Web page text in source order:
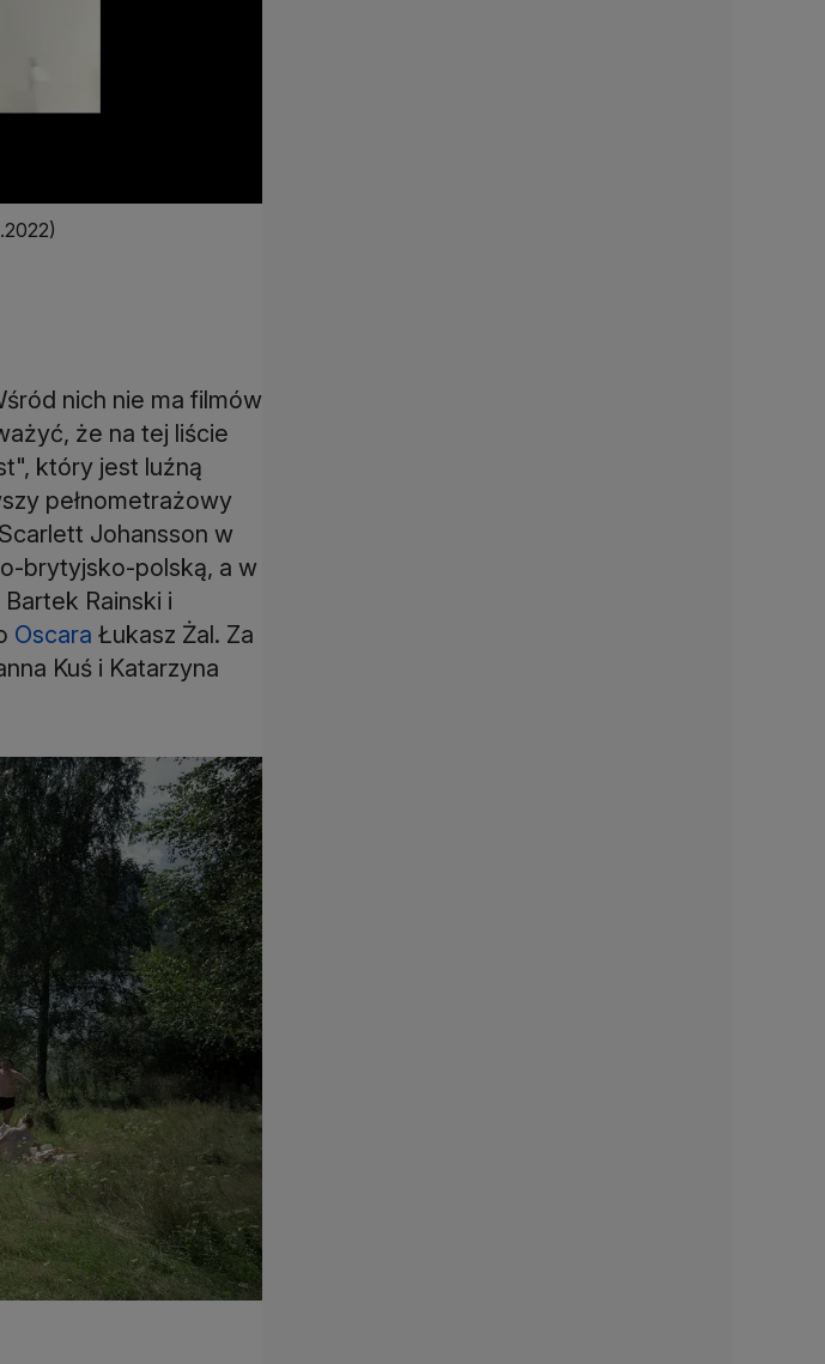
nich nie ma filmów
że na tej liście
który jest luźną
pełnometrażowy
Johansson w
brytyjsko-polską, a w
Rainski i
Oscara Łukasz Żal. Za
Kuś i Katarzyna